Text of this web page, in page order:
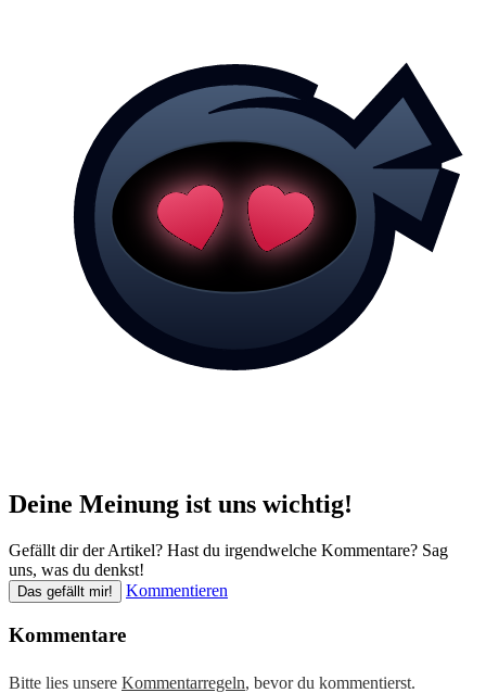
Deine Meinung ist uns wichtig!
Gefällt dir der Artikel? Hast du irgendwelche Kommentare? Sag
uns, was du denkst!
Das gefällt mir! Kommentieren
Kommentare
Bitte lies unsere Kommentarregeln, bevor du kommentierst.